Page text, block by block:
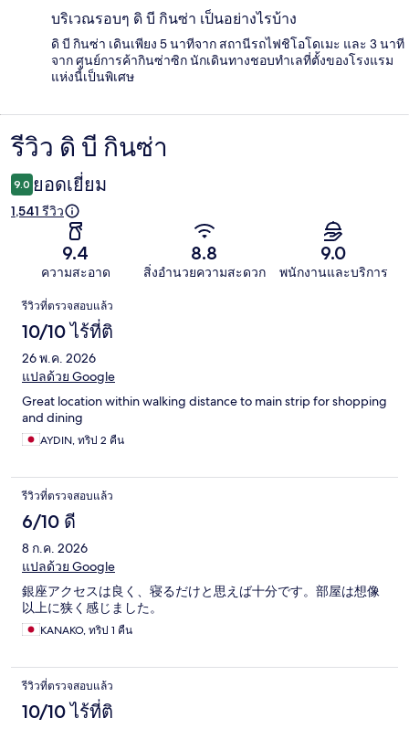
บริเวณรอบๆ ดิ บี กินซ่า เป็นอย่างไรบ้าง
ดิ บี กินซ่า เดินเพียง 5 นาทีจาก สถานีรถไฟชิโอโดเมะ และ 3 นาที
จาก ศูนย์การค้ากินซ่าซิก นักเดินทางชอบทำเลที่ตั้งของโรงแรม
แห่งนี้เป็นพิเศษ
รีวิว
รีวิว ดิ บี กินซ่า
9.0 ยอดเยี่ยม
1,541 รีวิว
9.4
ความสะอาด
8.8
สิ่งอำนวยความสะดวก
9.0
พนักงานและบริการ
รีวิว
รีวิวที่ตรวจสอบแล้ว
10/10 ไร้ที่ติ
26 พ.ค. 2026
แปลด้วย Google
Great location within walking distance to main strip for shopping
and dining
AYDIN, ทริป 2 คืน
รีวิวที่ตรวจสอบแล้ว
6/10 ดี
8 ก.ค. 2026
แปลด้วย Google
銀座アクセスは良く、寝るだけと思えば十分です。部屋は想像
以上に狭く感じました。
KANAKO, ทริป 1 คืน
รีวิวที่ตรวจสอบแล้ว
10/10 ไร้ที่ติ